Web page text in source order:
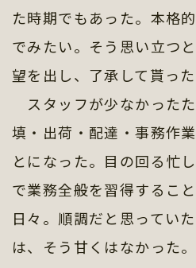
た時期でもあった。本格
でみたい。そう思い立つ
望を出し、了承して貰った
スタッフが少なかった
填・出荷・配達・事務作
とになった。目の回る忙
で業務全般を習得するこ
日々。順調だと思ってい
は、そう甘くはなかった。